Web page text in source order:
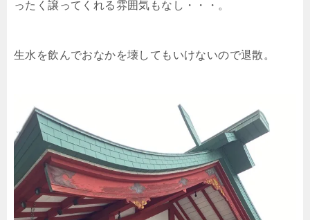
ったく譲ってくれる雰囲気もなし・・・。
生水を飲んでおなかを壊してもいけないので退散。